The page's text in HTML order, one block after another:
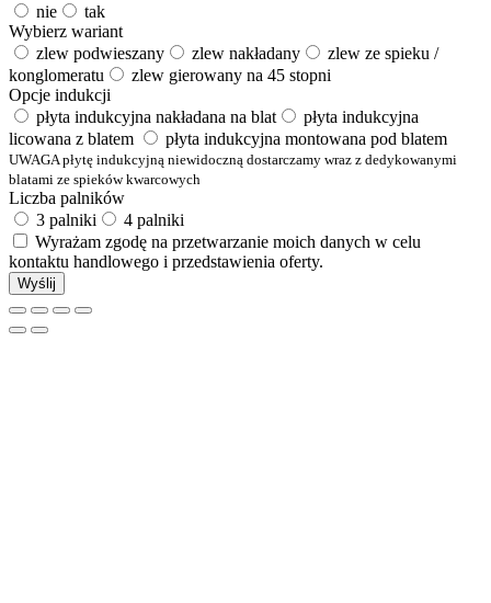
nie
tak
Wybierz wariant
zlew podwieszany
zlew nakładany
zlew ze spieku /
konglomeratu
zlew gierowany na 45 stopni
Opcje indukcji
płyta indukcyjna nakładana na blat
płyta indukcyjna
licowana z blatem
płyta indukcyjna montowana pod blatem
UWAGA płytę indukcyjną niewidoczną dostarczamy wraz z dedykowanymi
blatami ze spieków kwarcowych
Liczba palników
3 palniki
4 palniki
Wyrażam zgodę na przetwarzanie moich danych w celu
kontaktu handlowego i przedstawienia oferty.
Wyślij